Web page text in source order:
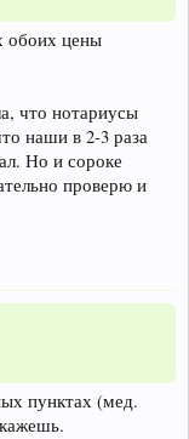
обоих цены
что нотариусы
наши в 2-3 раза
Но и сороке
проверю и
пунктах (мед.